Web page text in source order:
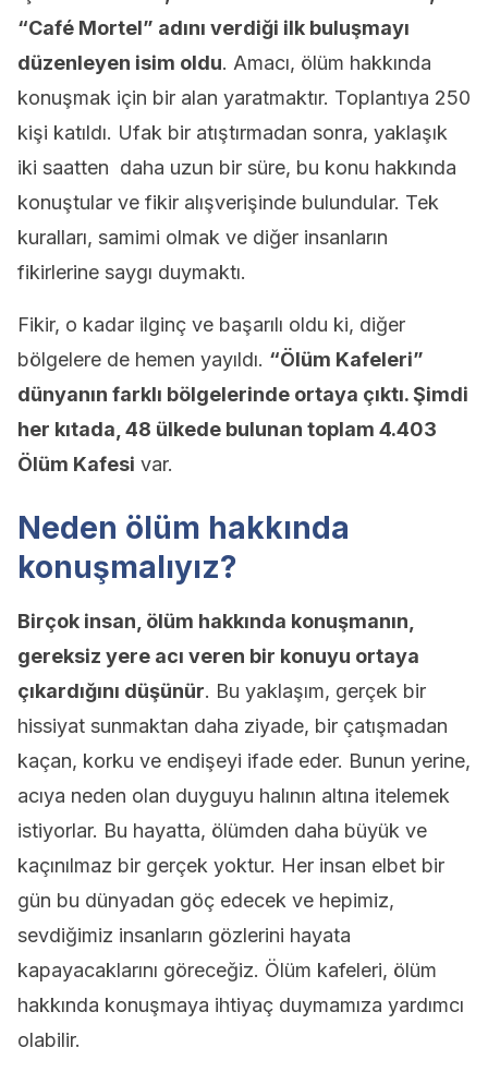
“Café Mortel” adını verdiği ilk buluşmayı
düzenleyen isim oldu. Amacı, ölüm hakkında
konuşmak için bir alan yaratmaktır. Toplantıya 250
kişi katıldı. Ufak bir atıştırmadan sonra, yaklaşık
iki saatten daha uzun bir süre, bu konu hakkında
konuştular ve fikir alışverişinde bulundular. Tek
kuralları, samimi olmak ve diğer insanların
fikirlerine saygı duymaktı.
Fikir, o kadar ilginç ve başarılı oldu ki, diğer
bölgelere de hemen yayıldı. “Ölüm Kafeleri”
dünyanın farklı bölgelerinde ortaya çıktı. Şimdi
her kıtada, 48 ülkede bulunan toplam 4.403
Ölüm Kafesi var.
Neden ölüm hakkında
konuşmalıyız?
Birçok insan, ölüm hakkında konuşmanın,
gereksiz yere acı veren bir konuyu ortaya
çıkardığını düşünür. Bu yaklaşım, gerçek bir
hissiyat sunmaktan daha ziyade, bir çatışmadan
kaçan, korku ve endişeyi ifade eder. Bunun yerine,
acıya neden olan duyguyu halının altına itelemek
istiyorlar. Bu hayatta, ölümden daha büyük ve
kaçınılmaz bir gerçek yoktur. Her insan elbet bir
gün bu dünyadan göç edecek ve hepimiz,
sevdiğimiz insanların gözlerini hayata
kapayacaklarını göreceğiz. Ölüm kafeleri, ölüm
hakkında konuşmaya ihtiyaç duymamıza yardımcı
olabilir.